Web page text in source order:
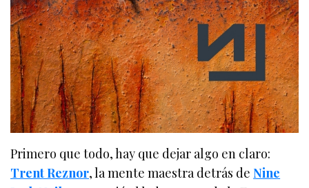
Primero que todo, hay que dejar algo en claro:
Trent Reznor, la mente maestra detrás deNine